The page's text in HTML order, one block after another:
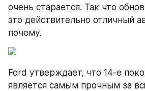
очень старается. Так что
это действительно отличный
почему.
Ford утверждает, что 14-е
является самым прочным за